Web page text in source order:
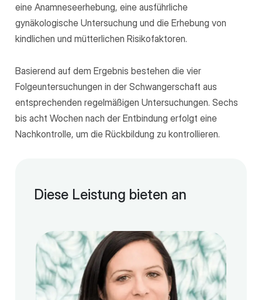
eine Anamneseerhebung, eine ausführliche
gynäkologische Untersuchung und die Erhebung von
kindlichen und mütterlichen Risikofaktoren.
Basierend auf dem Ergebnis bestehen die vier
Folgeuntersuchungen in der Schwangerschaft aus
entsprechenden regelmäßigen Untersuchungen. Sechs
bis acht Wochen nach der Entbindung erfolgt eine
Nachkontrolle, um die Rückbildung zu kontrollieren.
Diese Leistung bieten an